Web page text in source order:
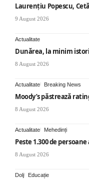
Laurențiu Popescu,
9 August 2026
Actualitate
Dunărea, la minim
8 August 2026
Actualitate Breaking News
Moody’s păstrează
8 August 2026
Actualitate Mehedinți
Peste 1.300 de
8 August 2026
Dolj Educație